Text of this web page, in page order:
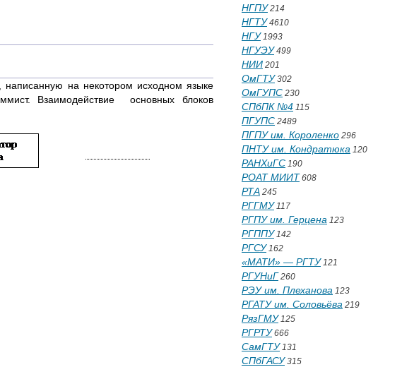
написанную на некотором исходном языке
Взаимодействие основных блоков
НГПУ214
НГТУ4610
НГУ1993
НГУЭУ499
НИИ 201
ОмГТУ302
ОмГУПС 230
СПбПК №4 115
ПГУПС 2489
ПГПУ им. Короленко 296
ПНТУ им. Кондратюка 120
РАНХиГС 190
РОАТ МИИТ 608
РТА 245
РГГМУ117
РГПУ им. Герцена 123
РГППУ142
РГСУ162
«МАТИ» — РГТУ121
РГУНиГ 260
РЭУ им. Плеханова 123
РГАТУ им. Соловьёва 219
РязГМУ125
РГРТУ666
СамГТУ131
СПбГАСУ315